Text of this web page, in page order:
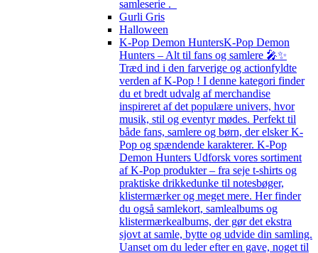
samleserie .
Gurli Gris
Halloween
K-Pop Demon HuntersK-Pop Demon
Hunters – Alt til fans og samlere 🎤✨
Træd ind i den farverige og actionfyldte
verden af K-Pop ! I denne kategori finder
du et bredt udvalg af merchandise
inspireret af det populære univers, hvor
musik, stil og eventyr mødes. Perfekt til
både fans, samlere og børn, der elsker K-
Pop og spændende karakterer. K-Pop
Demon Hunters Udforsk vores sortiment
af K-Pop produkter – fra seje t-shirts og
praktiske drikkedunke til notesbøger,
klistermærker og meget mere. Her finder
du også samlekort, samlealbums og
klistermærkealbums, der gør det ekstra
sjovt at samle, bytte og udvide din samling.
Uanset om du leder efter en gave, noget til